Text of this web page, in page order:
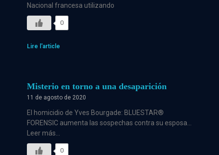
Nacional francesa utilizando
0
Lire l'article
Misterio en torno a una desaparición
11 de agosto de 2020
El homicidio de Yves Bourgade: BLUESTAR®
FORENSIC aumenta las sospechas contra su esposa…
Leer más…
0